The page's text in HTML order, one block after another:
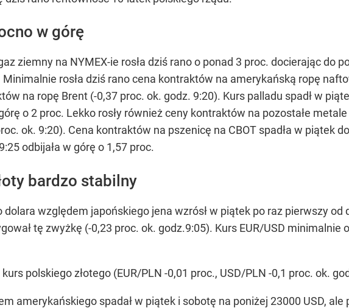
w górę
ziemny na NYMEX-ie rosła dziś rano o ponad 3 proc. docierając do
rosła dziś rano cena kontraktów na amerykańską ropę
na ropę Brent (-0,37 proc. ok. godz. 9:20). Kurs palladu spadł w
o 2 proc. Lekko rosły również ceny kontraktów na pozostałe
ok. 9:20). Cena kontraktów na pszenicę na CBOT spadła w piątek
odbijała w górę o 1,57 proc.
bardzo stabilny
dolara względem japońskiego jena wzrósł w piątek po raz pierwszy
tę zwyżkę (-0,23 proc. ok. godz.9:05). Kurs EUR/USD
polskiego złotego (EUR/PLN -0,01 proc., USD/PLN -0,1 proc. ok.
amerykańskiego spadał w piątek i sobotę na poniżej 23000 USD,